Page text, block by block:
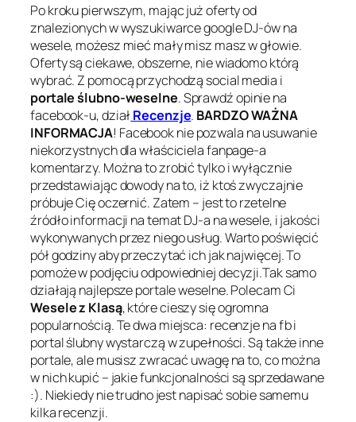
Po kroku pierwszym, mając już oferty od
znalezionych w wyszukiwarce google DJ-ów na
wesele, możesz mieć mały misz masz w głowie.
Oferty są ciekawe, obszerne, nie wiadomo którą
wybrać. Z pomocą przychodzą social media i
portale ślubno-weselne. Sprawdź opinie na
facebook-u, działRecenzje. BARDZO WAŻNA
INFORMACJA! Facebook nie pozwala na usuwanie
niekorzystnych dla właściciela fanpage-a
komentarzy. Można to zrobić tylko i wyłącznie
przedstawiając dowody na to, iż ktoś zwyczajnie
próbuje Cię oczernić. Zatem – jest to rzetelne
źródło informacji na temat DJ-a na wesele, i jakości
wykonywanych przez niego usług. Warto poświęcić
pół godziny aby przeczytać ich jak najwięcej. To
pomoże w podjęciu odpowiedniej decyzji.Tak samo
działają najlepsze portale weselne. Polecam Ci
Wesele z Klasą, które cieszy się ogromna
popularnością. Te dwa miejsca: recenzje na fb i
portal ślubny wystarczą w zupełności. Są także inne
portale, ale musisz zwracać uwagę na to, co można
w nich kupić – jakie funkcjonalności są sprzedawane
:). Niekiedy nie trudno jest napisać sobie samemu
kilka recenzji.